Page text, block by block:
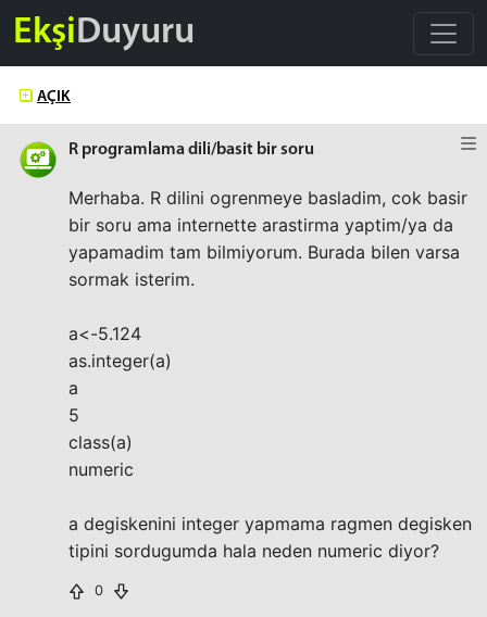
EkşiDuyuru
AÇIK
R programlama dili/basit bir soru
Merhaba. R dilini ogrenmeye basladim, cok basir
bir soru ama internette arastirma yaptim/ya da
yapamadim tam bilmiyorum. Burada bilen varsa
sormak isterim.
a<-5.124
as.integer(a)
a
5
class(a)
numeric
a degiskenini integer yapmama ragmen degisken
tipini sordugumda hala neden numeric diyor?
0